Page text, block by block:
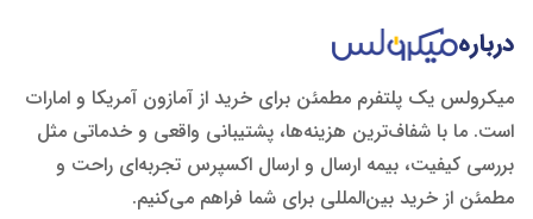
درباره
میکرولس یک پلتفرم مطمئن برای خرید از آمازون آمریکا و امارات
است. ما با شفاف‌ترین هزینه‌ها، پشتیبانی واقعی و خدماتی مثل
بررسی کیفیت، بیمه ارسال و ارسال اکسپرس تجربه‌ای راحت و
مطمئن از خرید بین‌المللی برای شما فراهم می‌کنیم.